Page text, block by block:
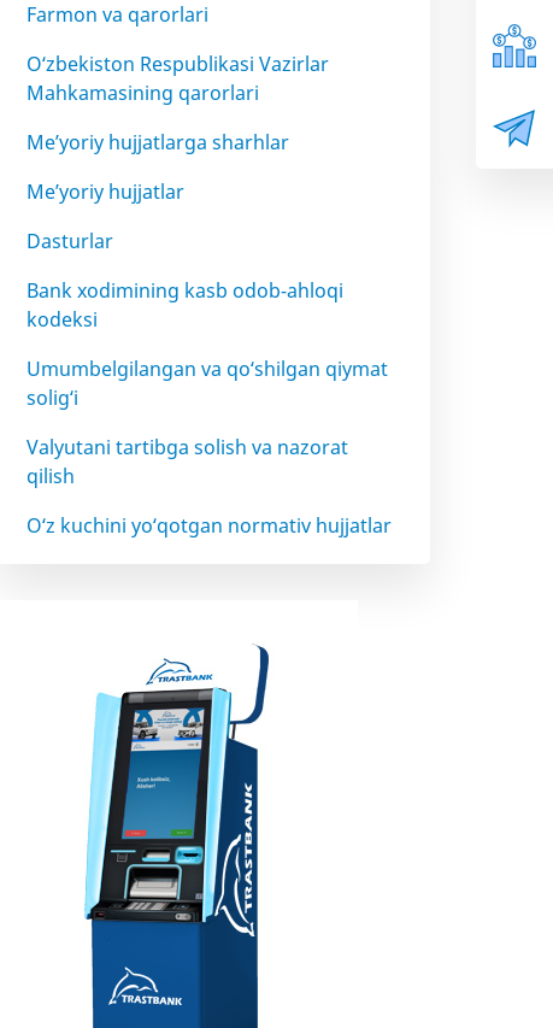
Farmon va qarorlari
O‘zbekiston Respublikasi Vazirlar
Mahkamasining qarorlari
Me’yoriy hujjatlarga sharhlar
Me’yoriy hujjatlar
Dasturlar
Bank xodimining kasb odob-ahloqi
kodeksi
Umumbelgilangan va qo‘shilgan qiymat
solig‘i
Valyutani tartibga solish va nazorat
qilish
O‘z kuchini yo‘qotgan normativ hujjatlar